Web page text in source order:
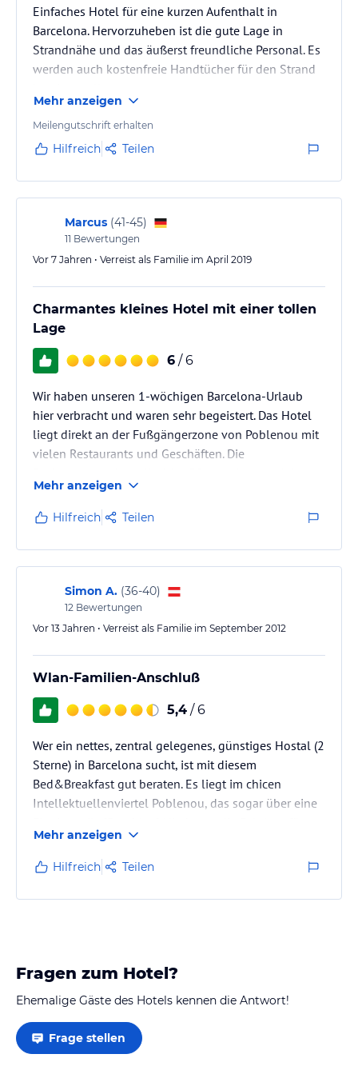
Einfaches Hotel für eine kurzen Aufenthalt in
Barcelona. Hervorzuheben ist die gute Lage in
Strandnähe und das äußerst freundliche Personal. Es
werden auch kostenfreie Handtücher für den Strand
Mehr anzeigen
Meilengutschrift erhalten
Hilfreich Teilen
Marcus (41-45)
11 Bewertungen
Vor 7 Jahren • Verreist als Familie im April 2019
Charmantes kleines Hotel mit einer tollen
Lage
6 / 6
Wir haben unseren 1-wöchigen Barcelona-Urlaub
hier verbracht und waren sehr begeistert. Das Hotel
liegt direkt an der Fußgängerzone von Poblenou mit
vielen Restaurants und Geschäften. Die
Bus H16 bringt einen bequem innerhalb von 20 Min.
direkt ins Zentrum (Placa Catalunya). Der Strand ist
nur 250m entfernt. Die Besitzerin und die
Angestellten sind super freundlich, sehr hilfsbereit
und bemüht. Das allerbeste am Hotel ist, neben dem
schönen Zimmer, die tolle urige…
Mehr anzeigen
Hilfreich Teilen
Simon A. (36-40)
12 Bewertungen
Vor 13 Jahren • Verreist als Familie im September 2012
Wlan-Familien-Anschluß
5,4 / 6
Wer ein nettes, zentral gelegenes, günstiges Hostal (2
Sterne) in Barcelona sucht, ist mit diesem
Bed&Breakfast gut beraten. Es liegt im chicen
Intellektuellenviertel Poblenou, das sogar über eine
ganz so wie die große Schwester mit Läden,
Restaurants, Nightlife, usw. --
Das Hostal selbst hat etwa 8 eher kleinere Zimmer
(hübsches Bad; gratis WLAN; Vorsicht bei Familien mit
Mehr anzeigen
Hilfreich Teilen
Fragen zum Hotel?
Ehemalige Gäste des Hotels kennen die Antwort!
Frage stellen